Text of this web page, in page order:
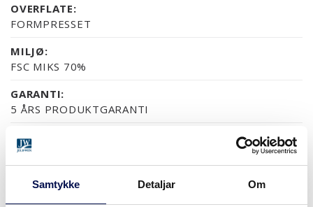
Samtykke Detaljar Om
OVERFLATE:
FORMPRESSET
MILJØ:
FSC MIKS 70%
GARANTI:
5 ÅRS PRODUKTGARANTI
NCS S0502-YNCS S0500-NRAL 9010 NESTEN ALLE NCS S OG